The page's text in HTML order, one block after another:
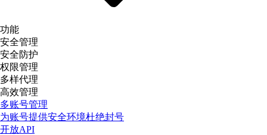
功能
安全管理
安全防护
权限管理
多样代理
高效管理
多账号管理
为账号提供安全环境杜绝封号
开放API